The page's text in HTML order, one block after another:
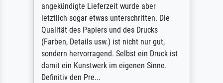
angekündigte Lieferzeit wurde aber
letztlich sogar etwas unterschritten. Die
Qualität des Papiers und des Drucks
(Farben, Details usw.) ist nicht nur gut,
sondern hervorragend. Selbst ein Druck ist
damit ein Kunstwerk im eigenen Sinne.
Definitiv den Pre...